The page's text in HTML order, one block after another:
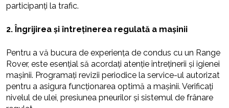
participanți la trafic.
2. Îngrijirea și întreținerea regulată a mașinii
Pentru a vă bucura de experiența de condus cu un Range
Rover, este esențial să acordați atenție întreținerii și igienei
mașinii. Programați revizii periodice la service-ul autorizat
pentru a asigura funcționarea optimă a mașinii. Verificați
nivelul de ulei, presiunea pneurilor și sistemul de frânare